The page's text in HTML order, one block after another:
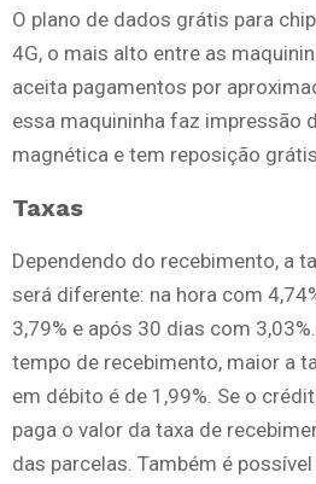
O plano de dados grátis para
4G, o mais alto entre as
aceita pagamentos por
essa maquininha faz impressão
magnética e tem reposição
Taxas
Dependendo do recebimento, a
será diferente: na hora com
3,79% e após 30 dias com
tempo de recebimento, maior a
em débito é de 1,99%. Se o
paga o valor da taxa de
das parcelas. Também é